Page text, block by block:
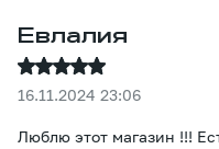
Евлалия
16.11.2024 23:06
Люблю этот магазин !!!